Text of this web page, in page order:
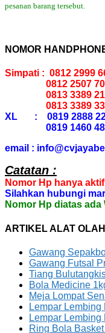
pesanan barang tersebut.
NOMOR
Simpati : 0812 2999
0812 2507
0813 3389
0813 3389
XL : 0819 2888
0819 1460
email :
Catatan :
Nomor Hp hanya
Silahkan hubungi
Nomor Hp diatas ada
ARTIKEL ALAT
Gawang
Gawang Futsal
Tiang
Bola Medicine
Meja Lompat
Lempar
Lempar
Ring Bola